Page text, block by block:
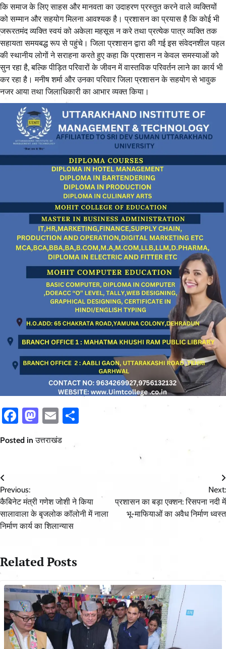
कि समाज के लिए साहस और मानवता का उदाहरण प्रस्तुत करने वाले व्यक्तियों
को सम्मान और सहयोग मिलना आवश्यक है। प्रशासन का प्रयास है कि कोई भी
जरूरतमंद व्यक्ति स्वयं को अकेला महसूस न करे तथा प्रत्येक पात्र व्यक्ति तक
सहायता समयबद्ध रूप से पहुंचे। जिला प्रशासन द्वारा की गई इस संवेदनशील पहल
की स्थानीय लोगों ने सराहना करते हुए कहा कि प्रशासन न केवल समस्याओं को
सुन रहा है, बल्कि पीड़ित परिवारों के जीवन में वास्तविक परिवर्तन लाने का कार्य भी
कर रहा है। मनीष शर्मा और उनका परिवार जिला प्रशासन के सहयोग से भावुक
नजर आया तथा जिलाधिकारी का आभार व्यक्त किया।
Facebook
Mastodon
Email
Posted inउत्तराखंड
Post
navigation
Previous:
कैबिनेट मंत्री गणेश जोशी ने किया
सालावाला के बृजलोक कॉलोनी में नाला
निर्माण कार्य का शिलान्यास
Next:
प्रशासन का बड़ा एक्शन: रिसपना नदी में
भू-माफियाओं का अवैध निर्माण ध्वस्त
Related Posts